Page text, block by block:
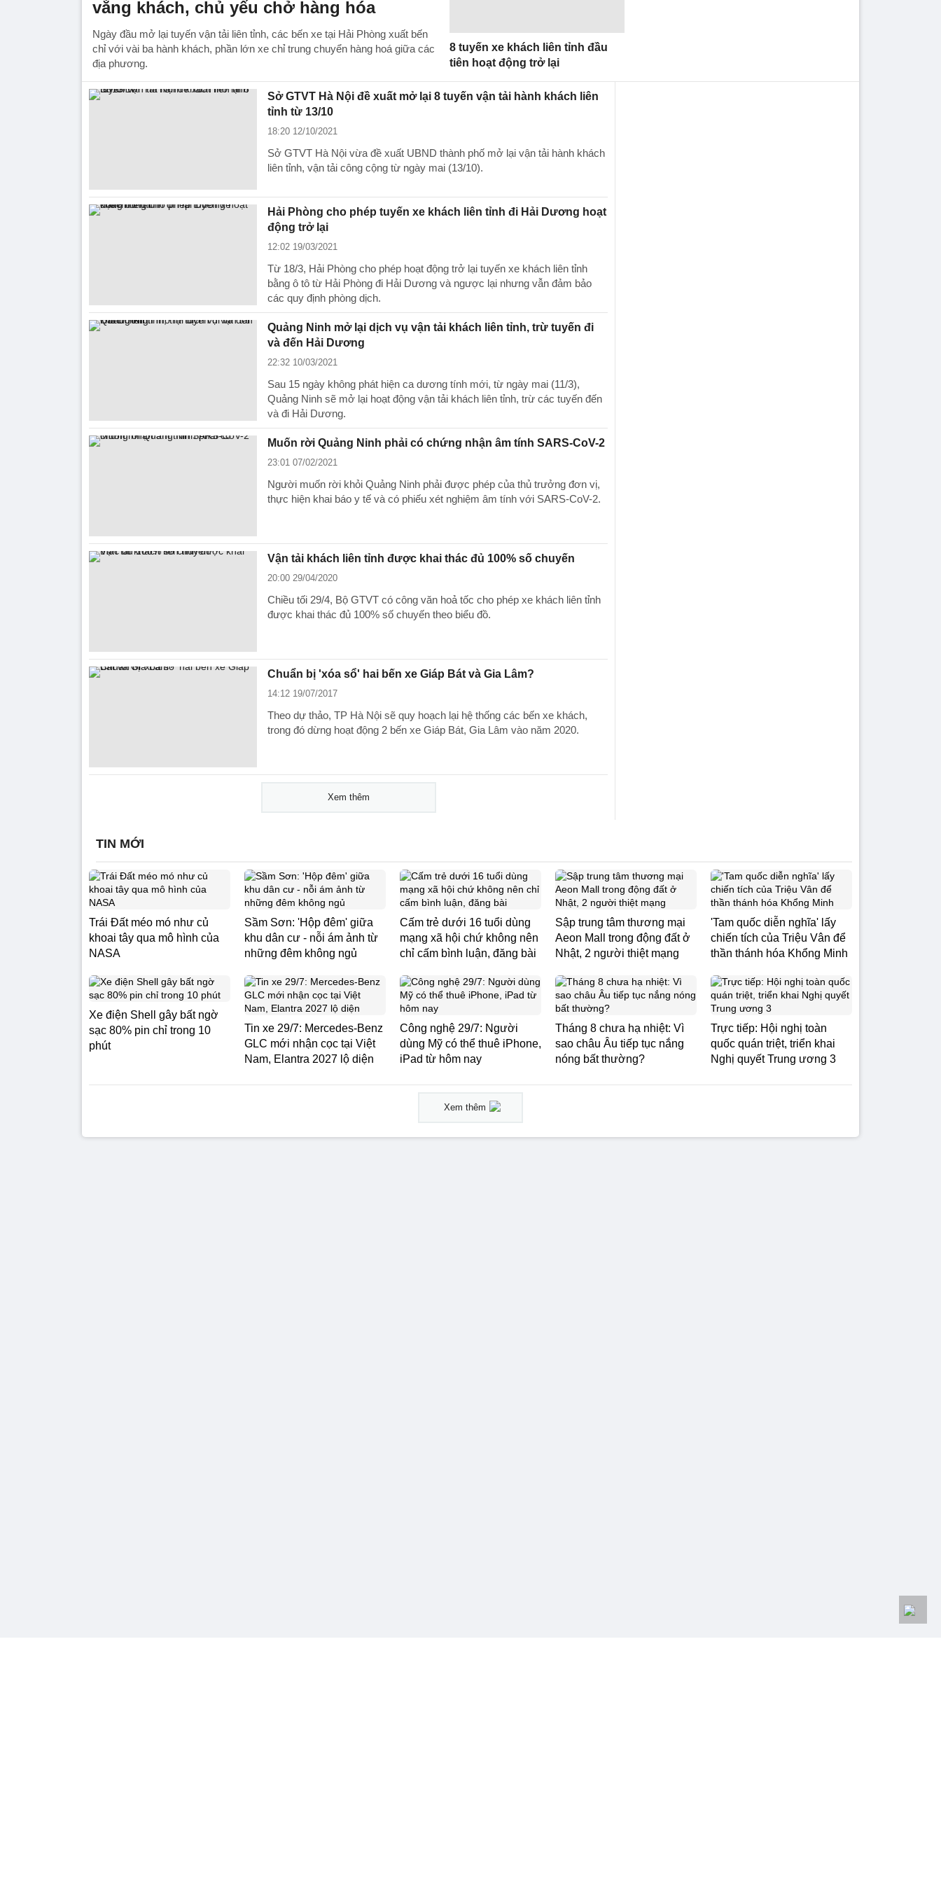
vắng khách, chủ yếu chở hàng hóa
Ngày đầu mở lại tuyến vận tải liên tỉnh, các bến xe tại Hải Phòng xuất bến
chỉ với vài ba hành khách, phần lớn xe chỉ trung chuyển hàng hoá giữa các
địa phương.
8 tuyến xe khách liên tỉnh đầu
tiên hoạt động trở lại
Sở GTVT Hà Nội đề xuất mở lại 8 tuyến vận tải hành khách liên
tỉnh từ 13/10
18:20 12/10/2021
Sở GTVT Hà Nội vừa đề xuất UBND thành phố mở lại vận tải hành khách
liên tỉnh, vận tải công cộng từ ngày mai (13/10).
Hải Phòng cho phép tuyến xe khách liên tỉnh đi Hải Dương hoạt
động trở lại
12:02 19/03/2021
Từ 18/3, Hải Phòng cho phép hoạt động trở lại tuyến xe khách liên tỉnh
bằng ô tô từ Hải Phòng đi Hải Dương và ngược lại nhưng vẫn đảm bảo
các quy định phòng dịch.
Quảng Ninh mở lại dịch vụ vận tải khách liên tỉnh, trừ tuyến đi
và đến Hải Dương
22:32 10/03/2021
Sau 15 ngày không phát hiện ca dương tính mới, từ ngày mai (11/3),
Quảng Ninh sẽ mở lại hoạt động vận tải khách liên tỉnh, trừ các tuyến đến
và đi Hải Dương.
Muốn rời Quảng Ninh phải có chứng nhận âm tính SARS-CoV-2
23:01 07/02/2021
Người muốn rời khỏi Quảng Ninh phải được phép của thủ trưởng đơn vị,
thực hiện khai báo y tế và có phiếu xét nghiệm âm tính với SARS-CoV-2.
Vận tải khách liên tỉnh được khai thác đủ 100% số chuyến
20:00 29/04/2020
Chiều tối 29/4, Bộ GTVT có công văn hoả tốc cho phép xe khách liên tỉnh
được khai thác đủ 100% số chuyến theo biểu đồ.
Chuẩn bị 'xóa sổ' hai bến xe Giáp Bát và Gia Lâm?
14:12 19/07/2017
Theo dự thảo, TP Hà Nội sẽ quy hoạch lại hệ thống các bến xe khách,
trong đó dừng hoạt động 2 bến xe Giáp Bát, Gia Lâm vào năm 2020.
Xem thêm
TIN MỚI
Trái Đất méo mó như củ
khoai tây qua mô hình của
NASA
Sầm Sơn: 'Hộp đêm' giữa
khu dân cư - nỗi ám ảnh từ
những đêm không ngủ
Cấm trẻ dưới 16 tuổi dùng
mạng xã hội chứ không nên
chỉ cấm bình luận, đăng bài
Sập trung tâm thương mại
Aeon Mall trong động đất ở
Nhật, 2 người thiệt mạng
'Tam quốc diễn nghĩa' lấy
chiến tích của Triệu Vân để
thần thánh hóa Khổng Minh
Xe điện Shell gây bất ngờ
sạc 80% pin chỉ trong 10
phút
Tin xe 29/7: Mercedes-Benz
GLC mới nhận cọc tại Việt
Nam, Elantra 2027 lộ diện
Công nghệ 29/7: Người
dùng Mỹ có thể thuê iPhone,
iPad từ hôm nay
Tháng 8 chưa hạ nhiệt: Vì
sao châu Âu tiếp tục nắng
nóng bất thường?
Trực tiếp: Hội nghị toàn
quốc quán triệt, triển khai
Nghị quyết Trung ương 3
Xem thêm